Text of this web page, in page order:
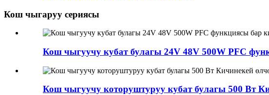
Кош чыгаруу сериясы
Кош чыгуучу кубат булагы 24V 48V 500W PFC
Кош чыгуучу которуштуруу кубат булагы 500 Вт